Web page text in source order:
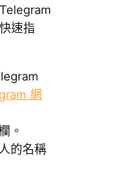
速指
網
。
的名稱